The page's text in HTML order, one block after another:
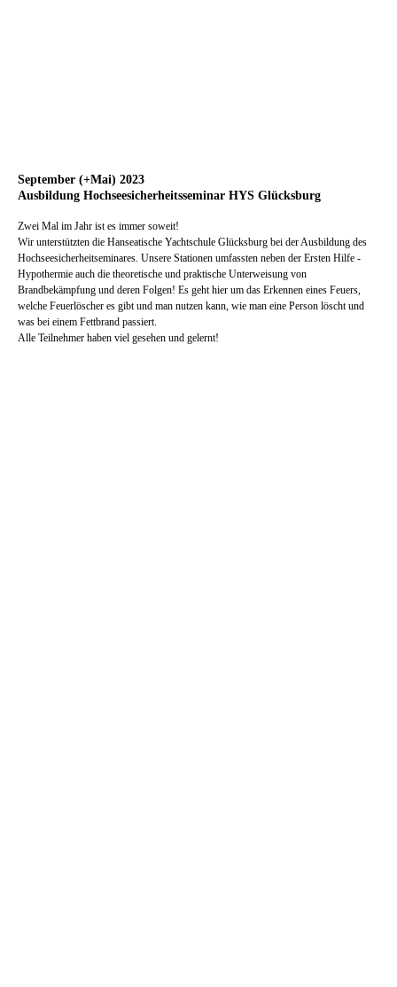
September (+Mai) 2023
Ausbildung Hochseesicherheitsseminar HYS Glücksburg
Zwei Mal im Jahr ist es immer soweit!
Wir unterstützten die Hanseatische Yachtschule Glücksburg bei der Ausbildung des
Hochseesicherheitseminares. Unsere Stationen umfassten neben der Ersten Hilfe -
Hypothermie auch die theoretische und praktische Unterweisung von
Brandbekämpfung und deren Folgen! Es geht hier um das Erkennen eines Feuers,
welche Feuerlöscher es gibt und man nutzen kann, wie man eine Person löscht und
was bei einem Fettbrand passiert.
Alle Teilnehmer haben viel gesehen und gelernt!